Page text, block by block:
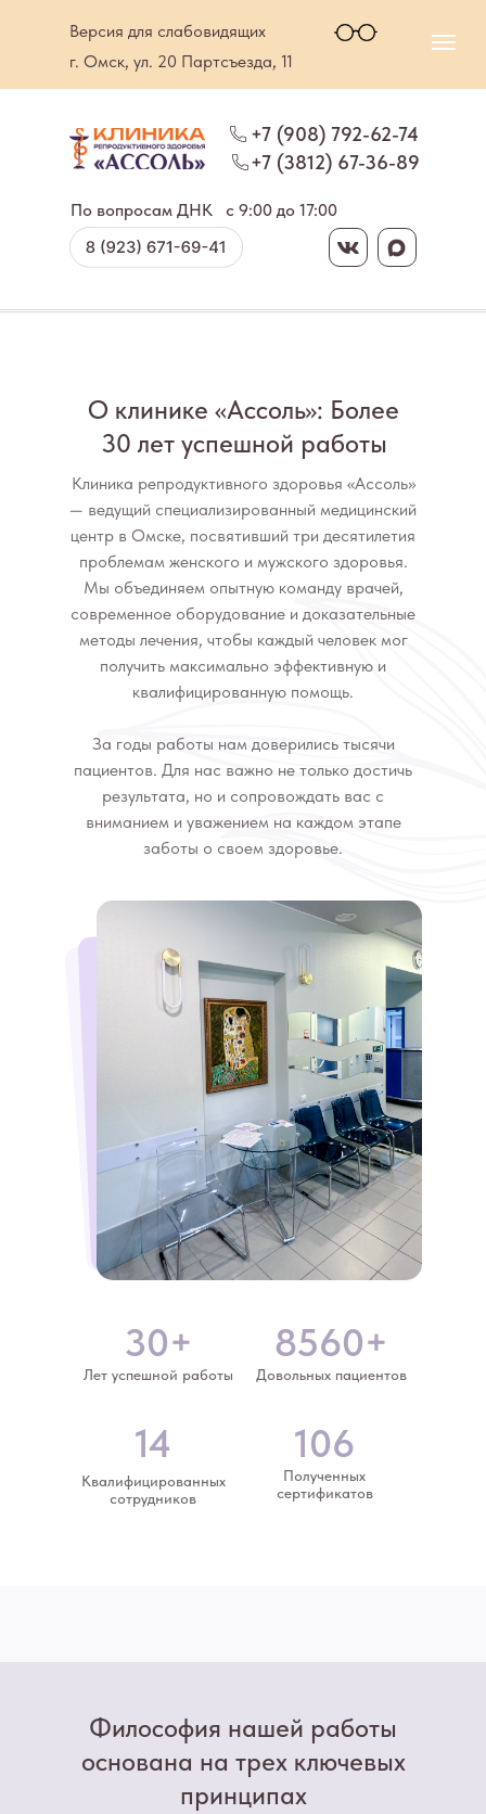
Версия для слабовидящих
+7 (3812) 67-36-89
+7 (908) 792-62-74
c 9:00 до 17:00
По вопросам ДНК
г. Омск, ул. 20 Партсъезда, 11
14
Квалифицированных
сотрудников
30+
Лет успешной работы
8560+
Довольных пациентов
106
Полученных
сертификатов
О клинике «Ассоль»: Более
30 лет успешной работы
Клиника репродуктивного здоровья «Ассоль»
— ведущий специализированный медицинский
центр в Омске, посвятивший три десятилетия
проблемам женского и мужского здоровья.
Мы объединяем опытную команду врачей,
современное оборудование и доказательные
методы лечения, чтобы каждый человек мог
получить максимально эффективную и
квалифицированную помощь.
За годы работы нам доверились тысячи
пациентов. Для нас важно не только достичь
результата, но и сопровождать вас с
вниманием и уважением на каждом этапе
заботы о своем здоровье.
Философия нашей работы
основана на трех ключевых
принципах